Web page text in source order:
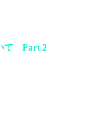
て Part 2